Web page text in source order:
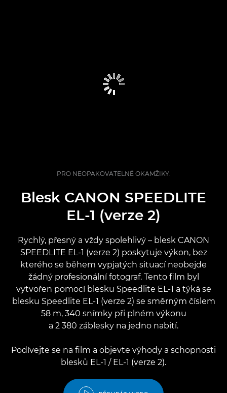
PRO NEOPAKOVATELNÉ OKAMŽIKY.
Blesk CANON SPEEDLITE
EL-1 (verze 2)
Rychlý, přesný a vždy spolehlivý – blesk CANON
SPEEDLITE EL-1 (verze 2) poskytuje výkon, bez
kterého se během vypjatých situací neobejde
žádný profesionální fotograf. Tento film byl
vytvořen pomocí blesku Speedlite EL-1 a týká se
blesku Speedlite EL-1 (verze 2) se směrným číslem
58 m, 340 snímky při plném výkonu
a 2 380 záblesky na jedno nabití.
Podívejte se na film a objevte výhody a schopnosti
blesků EL-1 / EL-1 (verze 2).